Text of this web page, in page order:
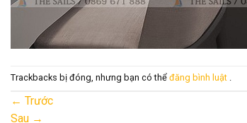
Trackbacks bị đóng, nhưng bạn có thể đăng bình luật
← Trước
Sau →